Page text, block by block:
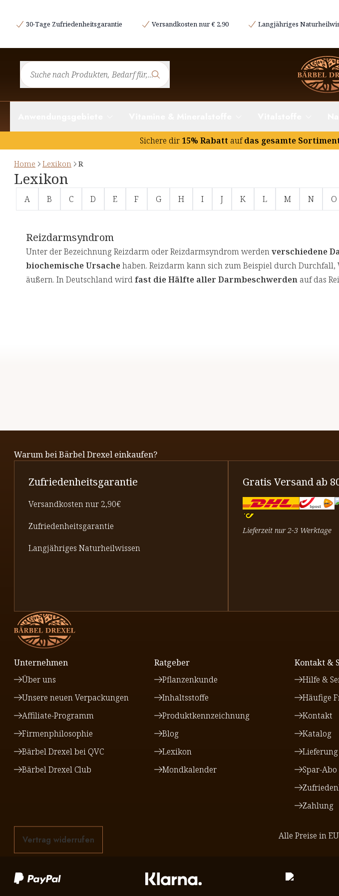
30-Tage Zufriedenheitsgarantie Versandkosten nur € 2,90 Langjähriges
Sichere dir 15% Rabatt aufdas gesamte
Home Lexikon R
Lexikon
A B C D E F G H I J K L M N O
Reizdarmsyndrom
Unter der Bezeichnung Reizdarm oder Reizdarmsyndrom werdenverschiedene
biochemische Ursachehaben. Reizdarm kann sich zum Beispiel durch
äußern. In Deutschland wirdfast die Hälfte aller Darmbeschwerden auf das
Warum bei Bärbel Drexel einkaufen?
Zufriedenheitsgarantie
Versandkosten nur 2,90€
Zufriedenheitsgarantie
Langjähriges Naturheilwissen
Gratis Versand ab
Lieferzeit nur 2-3 Werktage
Unternehmen
Über uns
Unsere neuen Verpackungen
Affiliate-Programm
Firmenphilosophie
Bärbel Drexel bei QVC
Bärbel Drexel Club
Ratgeber
Pflanzenkunde
Inhaltsstoffe
Produktkennzeichnung
Blog
Lexikon
Mondkalender
Kontakt &
Hilfe &
Häufige
Kontakt
Katalog
Lieferung
Spar-Abo
Zahlung
Vertrag widerrufen Alle Preise in